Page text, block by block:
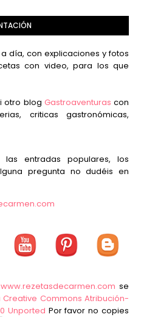
día, con explicaciones y fotos
con video, para los que
otro blog Gastroaventuras con
criticas gastronómicas,
las entradas populares, los
pregunta no dudéis en
www.rezetasdecarmen.com se
Creative Commons Atribución-
Unported Por favor no copies